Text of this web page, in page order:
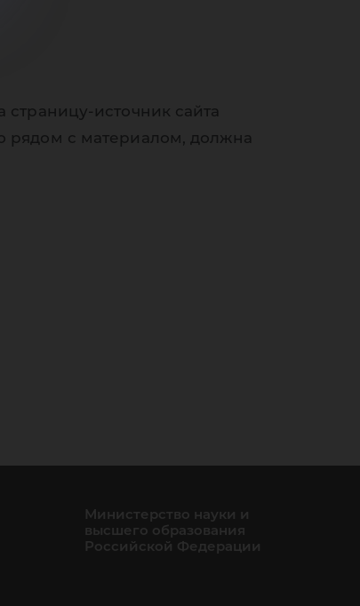
источник сайта
рядом с материалом, должна
Министерство науки и
высшего образования
Российской Федерации